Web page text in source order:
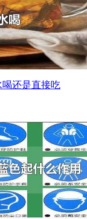
还是直接吃